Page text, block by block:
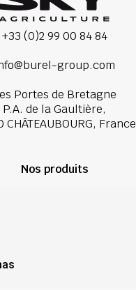
+33 (0)2 99 00 84 84
group.com
Portes de Bretagne
P.A. de la Gaultière,
CHÂTEAUBOURG, France
Nos produits